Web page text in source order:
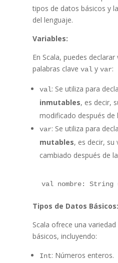
tipos de datos básicos y
del lenguaje.
Variables:
En Scala, puedes
palabras clave valy var:
val: Se utiliza para
inmutables, es decir,
modificado después de
var: Se utiliza para
mutables, es decir, su
cambiado después de
val nombre:
Tipos de Datos Básicos:
Scala ofrece una
básicos, incluyendo:
Int: Números enteros.